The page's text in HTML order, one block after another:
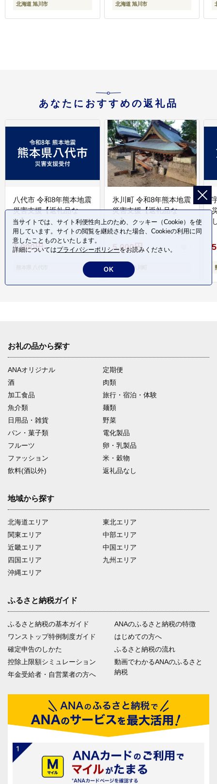
北海道 旭川市 北海道 旭川市
あなたにおすすめの返礼品
八代市 令和8年熊本地震
災害支援【返礼品な
し】
1,000円
氷川町 令和8年熊本地震
災害支援【返礼品な
し】
5,000円
熊本県 氷川町
お礼の品から探す
ANAオリジナル
定期便
酒
肉類
加工食品
旅行・宿泊・体験
魚介類
麺類
日用品・雑貨
野菜
パン・菓子類
電化製品
フルーツ
卵・乳製品
ファッション
米・穀物
飲料(酒以外)
返礼品なし
地域から探す
北海道エリア
関東エリア
近畿エリア
四国エリア
沖縄エリア
東北エリア
中部エリア
中国エリア
九州エリア
ふるさと納税ガイド
ふるさと納税の基本ガイド
ワンストップ特例制度ガイド
確定申告のしかた
控除上限額シミュレーション
年金受給者・自営業者の方へ
ANAのふるさと納税の特徴
はじめての方へ
ふるさと納税の流れ
動画でわかるANAのふるさと
納税
当サイトでは、サイト利便性向上のため、クッキー（Cookie）を使
用しています。サイトの閲覧を継続された場合、Cookieの利用に同
意したことものといたします。
詳細についてはプライバシーポリシーをお読みください。
OK